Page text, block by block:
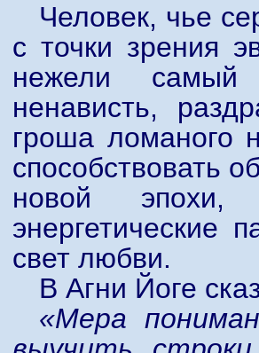
Человек, чье
с точки зрения
нежели самый
ненависть,
гроша ломаного
способствовать
новой
энергетические
свет любви.
В Агни Йоге
«Мера